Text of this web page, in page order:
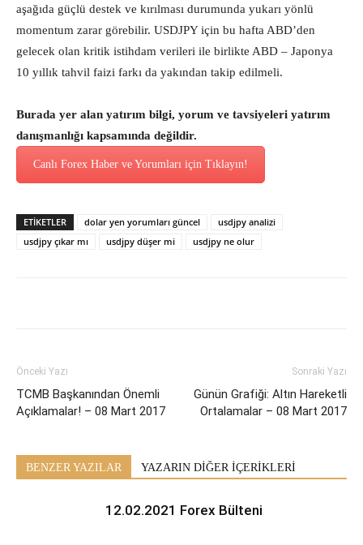
aşağıda güçlü destek ve kırılması durumunda yukarı yönlü
momentum zarar görebilir. USDJPY için bu hafta ABD’den
gelecek olan kritik istihdam verileri ile birlikte ABD – Japonya
10 yıllık tahvil faizi farkı da yakından takip edilmeli.
Burada yer alan yatırım bilgi, yorum ve tavsiyeleri yatırım
danışmanlığı kapsamında değildir.
Canlı Forex Haber ve Yorumları için Tıklayın!
ETİKETLER dolar yen yorumları güncel
usdjpy analizi
usdjpy çıkar mı
usdjpy düşer mi usdjpy ne olur
Önceki Yazı
TCMB Başkanından Önemli
Açıklamalar! – 08 Mart 2017
Sonraki Yazı
Günün Grafiği: Altın Hareketli
Ortalamalar – 08 Mart 2017
BENZER YAZILAR YAZARIN DİĞER İÇERİKLERİ
12.02.2021 Forex Bülteni